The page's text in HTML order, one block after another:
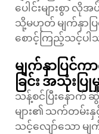
ပေါင်းများစွာ လို
သို့မဟုတ် မျက်နှာပ
စောင့်ကြည့်သင့်ပ
မျက်နှာပြင်
ခြင်း အသုံးပြုမှု
သန့်စင်ပြီးနော
များ၏ သက်တမ်း
သင့်လျော်သော မျက်